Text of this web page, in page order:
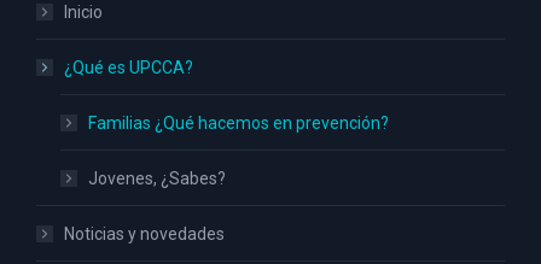
Inicio
¿Qué es UPCCA?
Familias ¿Qué hacemos en prevención?
Jovenes, ¿Sabes?
Noticias y novedades